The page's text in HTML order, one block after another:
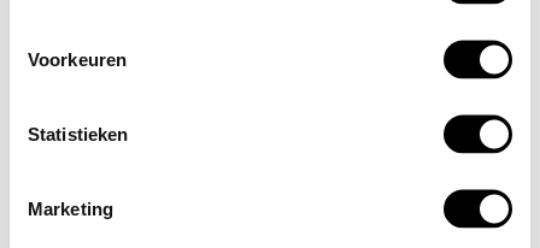
Voorkeuren
Statistieken
Marketing